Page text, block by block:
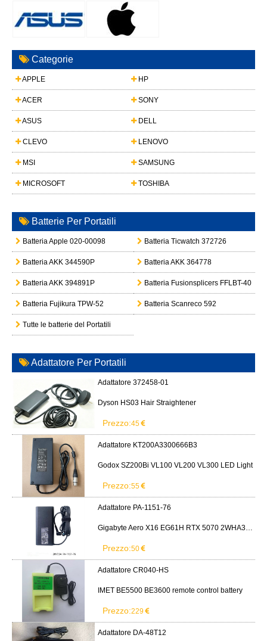
Categorie
APPLE HP
ACER SONY
ASUS DELL
CLEVO LENOVO
MSI SAMSUNG
MICROSOFT TOSHIBA
Batterie Per Portatili
Batteria Apple 020-00098 Batteria Ticwatch 372726
Batteria AKK 344590P Batteria AKK 364778
Batteria AKK 394891P Batteria Fusionsplicers FFLBT-40
Batteria Fujikura TPW-52 Batteria Scanreco 592
Tutte le batterie del Portatili
Adattatore Per Portatili
Adattatore 372458-01
Dyson HS03 Hair Straightener
Prezzo:45
Adattatore KT200A3300666B3
Godox SZ200Bi VL100 VL200 VL300 LED Light
Prezzo:55
Adattatore PA-1151-76
Gigabyte Aero X16 EG61H RTX 5070 2WHA3USC64AH LITEON PA-1151-76 150W adapter
Prezzo:50
Adattatore CR040-HS
IMET BE5500 BE3600 remote control battery
Prezzo:229
Adattatore DA-48T12